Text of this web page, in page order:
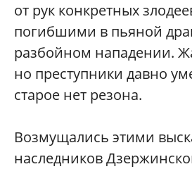
от рук конкретных
погибшими в пьяной
разбойном нападении.
но преступники давно
старое нет резона.
Возмущались этими
наследников